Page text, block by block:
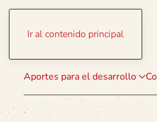
Ir al contenido principal
Aportes para el desarrollo